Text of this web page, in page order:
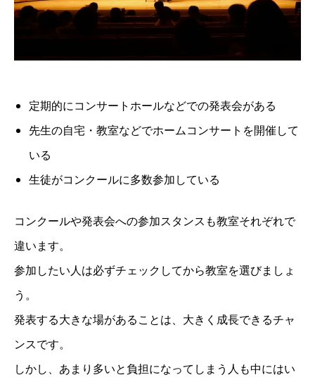
定期的にコンサートホールなどでの発表会がある
先生の自宅・教室などでホームコンサートを開催して
いる
生徒がコンクールに多数参加している
コンクールや発表会への参加スタンスも教室それぞれで
違います。
参加したい人は必ずチェックしてから教室を選びましょ
う。
発表する大きな場があることは、大きく成長できるチャ
ンスです。
しかし、あまり多いと負担になってしまう人も中にはい